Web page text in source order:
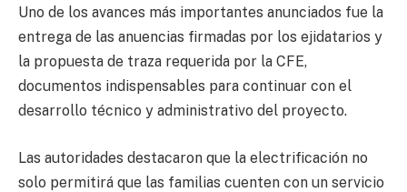
Uno de los avances más importantes anunciados fue la
entrega de las anuencias firmadas por los ejidatarios y
la propuesta de traza requerida por la CFE,
documentos indispensables para continuar con el
desarrollo técnico y administrativo del proyecto.
Las autoridades destacaron que la electrificación no
solo permitirá que las familias cuenten con un servicio